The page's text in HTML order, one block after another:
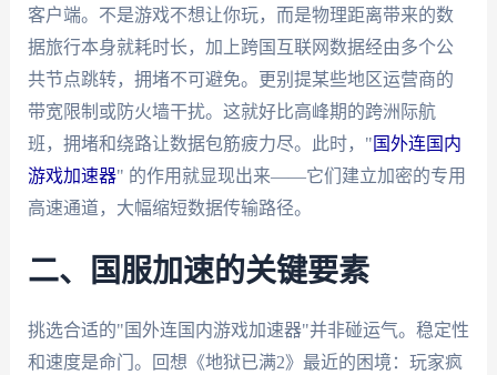
客户端。不是游戏不想让你玩，而是物理距离带来的数
据旅行本身就耗时长，加上跨国互联网数据经由多个公
共节点跳转，拥堵不可避免。更别提某些地区运营商的
带宽限制或防火墙干扰。这就好比高峰期的跨洲际航
班，拥堵和绕路让数据包筋疲力尽。此时，" 国外连国内
游戏加速器" 的作用就显现出来——它们建立加密的专用
高速通道，大幅缩短数据传输路径。
二、国服加速的关键要素
挑选合适的"国外连国内游戏加速器"并非碰运气。稳定性
和速度是命门。回想《地狱已满2》最近的困境：玩家疯